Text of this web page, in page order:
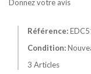
Donnez votre avis
Référence:
Condition:
3 Articles